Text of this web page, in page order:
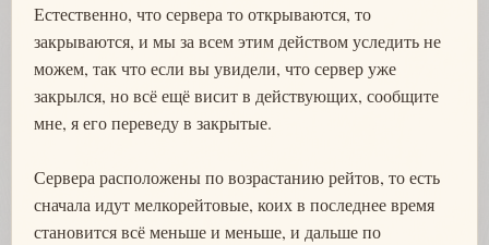
Естественно, что сервера то открываются, то
закрываются, и мы за всем этим действом уследить не
можем, так что если вы увидели, что сервер уже
закрылся, но всё ещё висит в действующих, сообщите
мне, я его переведу в закрытые.
Сервера расположены по возрастанию рейтов, то есть
сначала идут мелкорейтовые, коих в последнее время
становится всё меньше и меньше, и дальше по